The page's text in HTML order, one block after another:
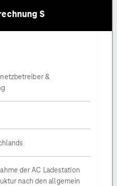
S
&
der AC Ladestation
nach den allgemein